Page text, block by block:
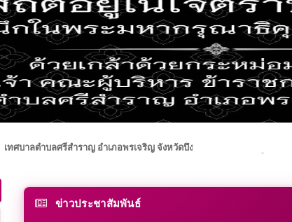
เทศบาลตำบลศรีสำราญ อำเภอพรเจริญ จังหวัดบึงกาฬ สอบถามข้อมูลโทร
ข่าวประชาสัมพันธ์